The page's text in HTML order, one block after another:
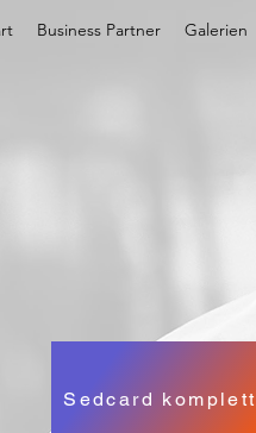
Business Partner Galerien
Sedcard komplett